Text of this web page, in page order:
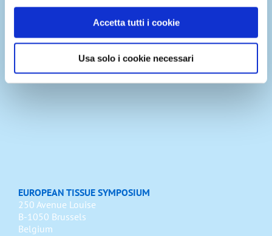
Accetta tutti i cookie
Usa solo i cookie necessari
SOCIAL MEDIA LINKS
EUROPEAN TISSUE SYMPOSIUM
250 Avenue Louise
B-1050 Brussels
Belgium